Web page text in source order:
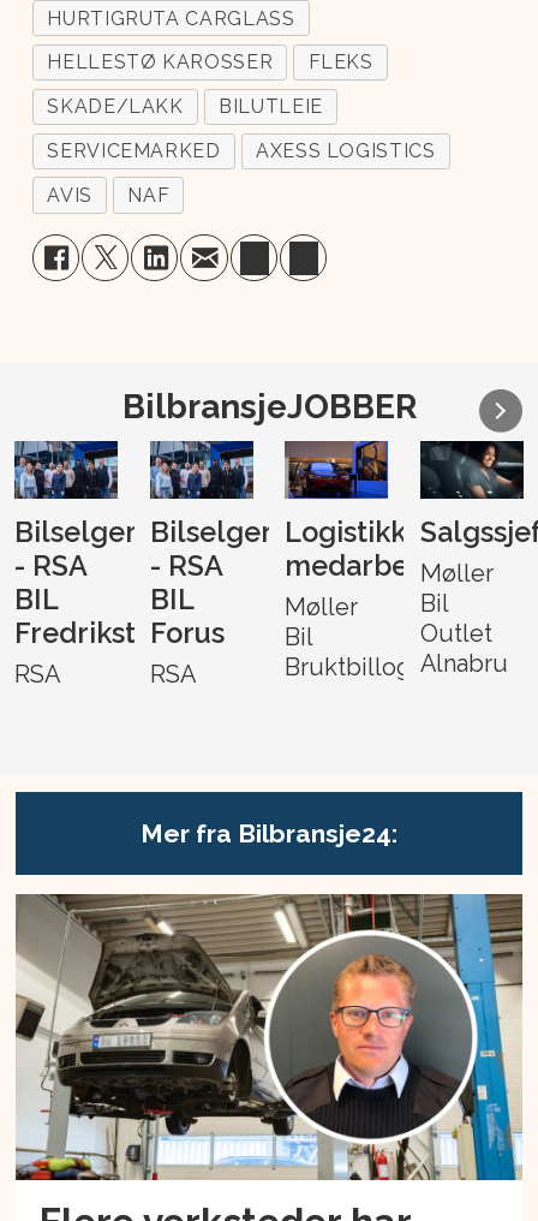
HURTIGRUTA CARGLASS
HELLESTØ KAROSSER
FLEKS
SKADE/LAKK
BILUTLEIE
SERVICEMARKED
AXESS LOGISTICS
AVIS
NAF
BilbransjeJOBBER
Bilselger
- RSA
BIL
Fredrikstad
RSA
Bilselger
- RSA
BIL
Forus
RSA
Logistikk-
medarbeider
Møller
Bil
Bruktbillogistikk
Møller
Bil
Outlet
Alnabru
Mer fra Bilbransje24: